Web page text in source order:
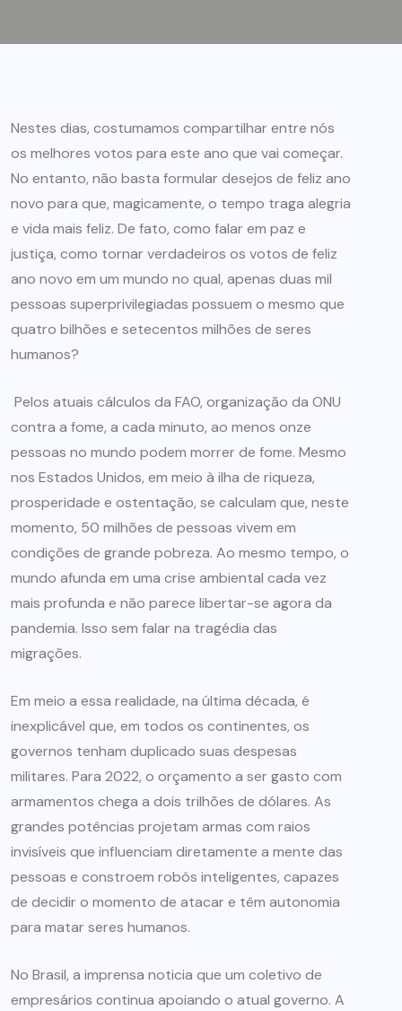
Nestes dias, costumamos compartilhar entre nós
os melhores votos para este ano que vai começar.
No entanto, não basta formular desejos de feliz ano
novo para que, magicamente, o tempo traga alegria
e vida mais feliz. De fato, como falar em paz e
justiça, como tornar verdadeiros os votos de feliz
ano novo em um mundo no qual, apenas duas mil
pessoas superprivilegiadas possuem o mesmo que
quatro bilhões e setecentos milhões de seres
humanos?
Pelos atuais cálculos da FAO, organização da ONU
contra a fome, a cada minuto, ao menos onze
pessoas no mundo podem morrer de fome. Mesmo
nos Estados Unidos, em meio à ilha de riqueza,
prosperidade e ostentação, se calculam que, neste
momento, 50 milhões de pessoas vivem em
condições de grande pobreza. Ao mesmo tempo, o
mundo afunda em uma crise ambiental cada vez
mais profunda e não parece libertar-se agora da
pandemia. Isso sem falar na tragédia das
migrações.
Em meio a essa realidade, na última década, é
inexplicável que, em todos os continentes, os
governos tenham duplicado suas despesas
militares. Para 2022, o orçamento a ser gasto com
armamentos chega a dois trilhões de dólares. As
grandes potências projetam armas com raios
invisíveis que influenciam diretamente a mente das
pessoas e constroem robôs inteligentes, capazes
de decidir o momento de atacar e têm autonomia
para matar seres humanos.
No Brasil, a imprensa noticia que um coletivo de
empresários continua apoiando o atual governo. A